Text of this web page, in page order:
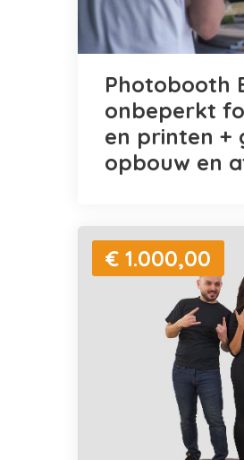
Photobooth
onbeperkt
en printen +
opbouw en
€ 1.000,00